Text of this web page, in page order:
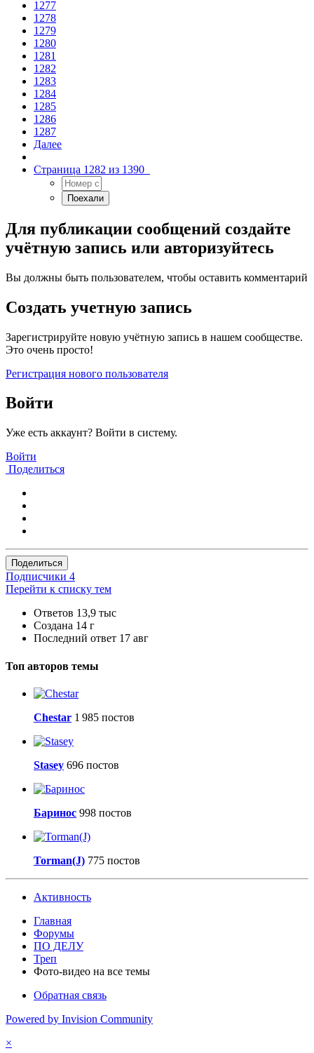
1277
1278
1279
1280
1281
1282
1283
1284
1285
1286
1287
Далее
Страница 1282 из 1390
Для публикации сообщений создайте
учётную запись или авторизуйтесь
Вы должны быть пользователем, чтобы оставить комментарий
Создать учетную запись
Зарегистрируйте новую учётную запись в нашем сообществе.
Это очень просто!
Регистрация нового пользователя
Войти
Уже есть аккаунт? Войти в систему.
Войти
Поделиться
Поделиться
Подписчики 4
Перейти к списку тем
Ответов 13,9 тыс
Создана 14 г
Последний ответ 17 авг
Топ авторов темы
Сhestar 1 985 постов
Stasey 696 постов
Баринос 998 постов
Torman(J) 775 постов
Активность
Главная
Форумы
ПО ДЕЛУ
Треп
Фото-видео на все темы
Обратная связь
Powered by Invision Community
×